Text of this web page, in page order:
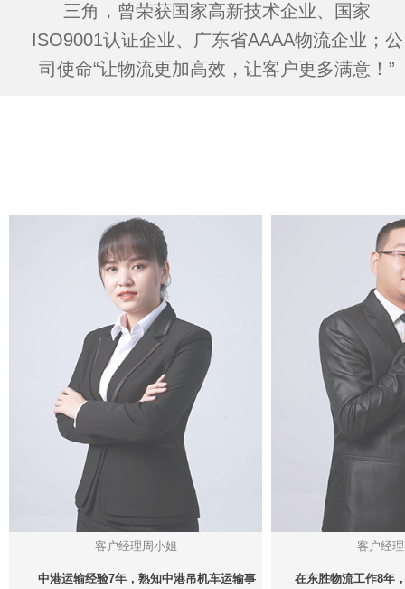
三角，曾荣获国家高新技术企业、国家
ISO9001认证企业、广东省AAAA物流企业；公
司使命“让物流更加高效，让客户更多满意！”
客户经理周小姐
中港运输经验7年，熟知中港吊机车运输事
客户经
在东胜物流工作8年